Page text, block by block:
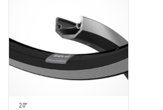
20''